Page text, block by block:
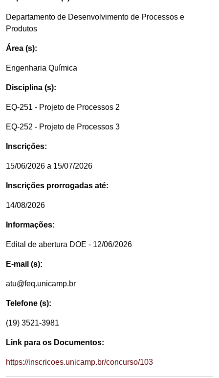
Departamento de Desenvolvimento de Processos e
Produtos
Área (s):
Engenharia Química
Disciplina (s):
EQ-251 - Projeto de Processos 2
EQ-252 - Projeto de Processos 3
Inscrições:
15/06/2026 a 15/07/2026
Inscrições prorrogadas até:
14/08/2026
Informações:
Edital de abertura DOE - 12/06/2026
E-mail (s):
atu@feq.unicamp.br
Telefone (s):
(19) 3521-3981
Link para os Documentos:
https://inscricoes.unicamp.br/concurso/103